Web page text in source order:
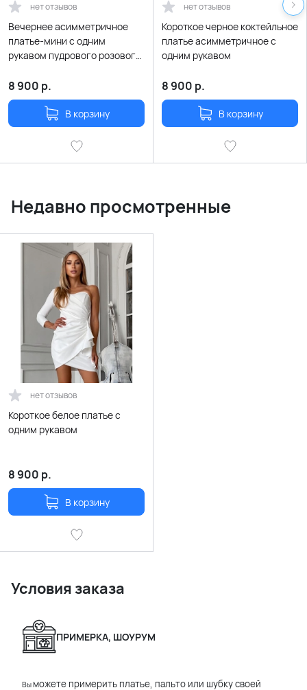
нет отзывов
Вечернее асимметричное
платье-мини с одним
рукавом пудрового розового
8 900 р.
В корзину
нет отзывов
Короткое черное коктейльное
платье асимметричное с
одним рукавом
8 900 р.
В корзину
Недавно просмотренные
нет отзывов
Короткое белое платье с
одним рукавом
8 900 р.
В корзину
Условия заказа
ПРИМЕРКА, ШОУРУМ
Вы можете примерить платье, пальто или шубку своей